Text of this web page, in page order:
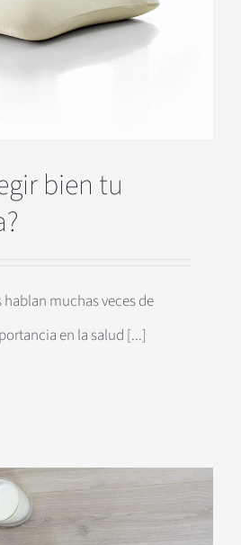
bien tu
muchas veces de
en la salud [...]